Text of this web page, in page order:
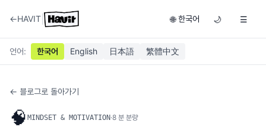
←HAVIT 🌐 한국어 🌙 ☰
언어: 한국어 English 日本語 繁體中文
← 블로그로 돌아가기
🧠 MINDSET & MOTIVATION·8 분 분량